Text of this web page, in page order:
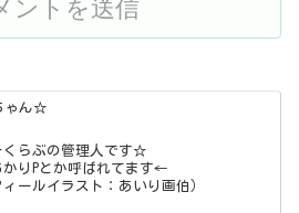
ゃん☆
らぶの管理人です☆
かりPとか呼ばれてます←
ィールイラスト：あいり画伯）